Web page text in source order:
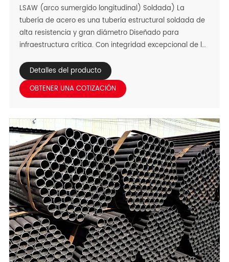
5L
LSAW (arco sumergido longitudinal) Soldada) La
tubería de acero es una tubería estructural soldada de
alta resistencia y gran diámetro Diseñado para
infraestructura crítica. Con integridad excepcional de la
tubería soldada construcción, edificio Tubería de acero
de la construcción, y tubería del agua del diámetro
grande, adaptada perfectamente Para la transmisión
resistente. Diseñado Para soportar condiciones
regionales ásperas-de calor del desierto del Medio
Oriente y Humedad costera del sudeste asiático a
lluvias tropicales africanas y al oeste asiático
Fluctuaciones de la temperatura-resuelve los
estándares del API 5L para el tubo soldado con
autógena gas Contratación. Como un proveedor
confiable de tubos de acero de construcción, nuestros
tubos LSAW entregan Durabilidad y cumplimiento para
proyectos a gran escala en todas las regiones objetivo.
Detalles del producto
OBTENER UNA COTIZACIÓN